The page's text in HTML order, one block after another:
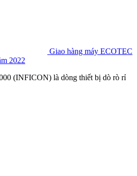
Giao hàng máy ECOTEC
2022
(INFICON) là dòng thiết bị dò rò rỉ